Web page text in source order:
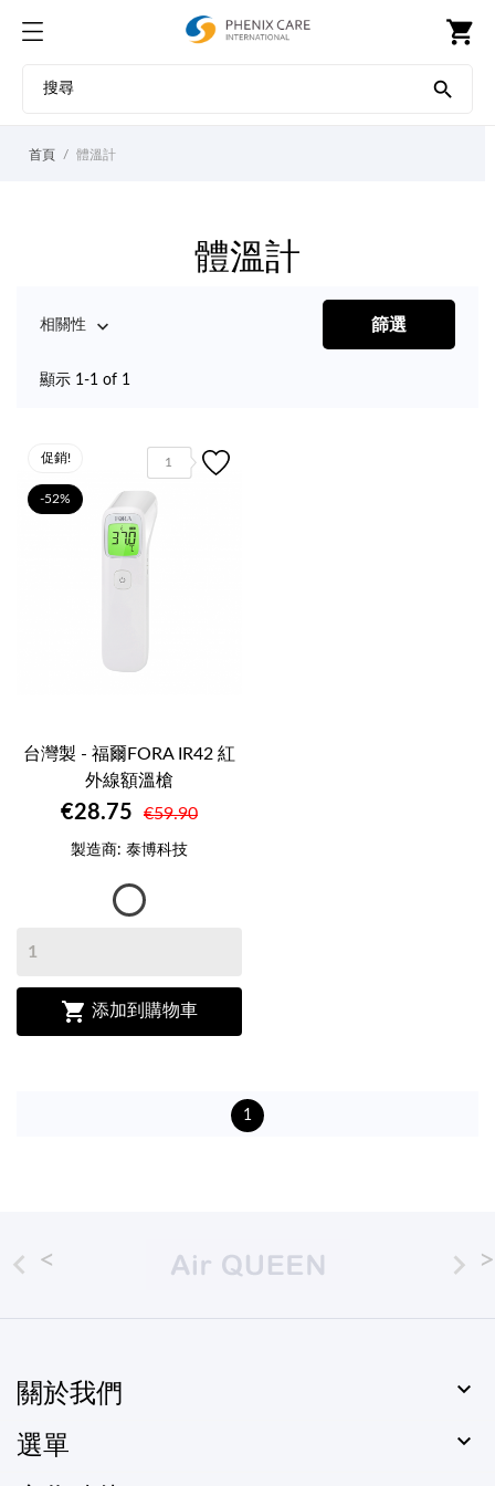
shopping_cart

首頁 體溫計
體溫計
相關性  篩選
顯示 1-1 of 1
1
促銷!
-52%
台灣製 - 福爾FORA IR42 紅
外線額溫槍
€28.75 €59.90
製造商: 泰博科技
雲
 添加到購物車
1
 
關於我們 
選單 